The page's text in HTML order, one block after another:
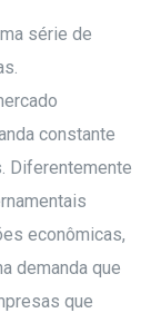
série de
constante
Diferentemente
econômicas,
demanda que
que